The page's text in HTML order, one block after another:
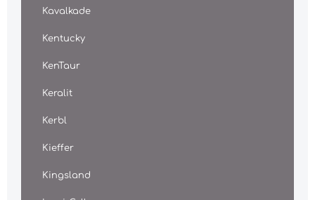
Kavalkade
Kentucky
KenTaur
Keralit
Kerbl
Kieffer
Kingsland